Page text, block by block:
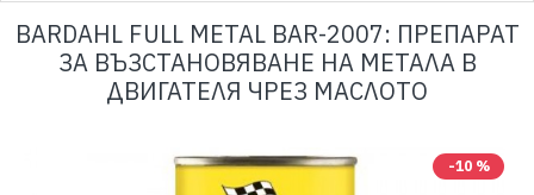
BARDAHL FULL METAL BAR-2007: ПРЕПАРАТ
ЗА ВЪЗСТАНОВЯВАНЕ НА МЕТАЛА В
ДВИГАТЕЛЯ ЧРЕЗ МАСЛОТО
-10 %